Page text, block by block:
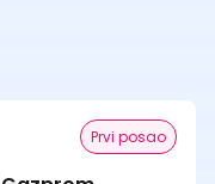
Prvi posao